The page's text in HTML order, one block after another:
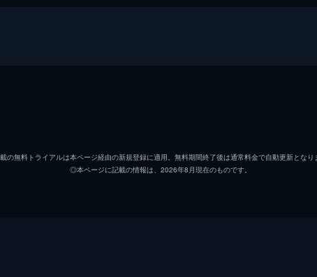
マーク・メナード
の無料トライアルは本ページ経由の新規登録に適用。無料期間終了後は通常料金で自動更新となり
◎本ページに記載の情報は、2026年8月現在のものです。